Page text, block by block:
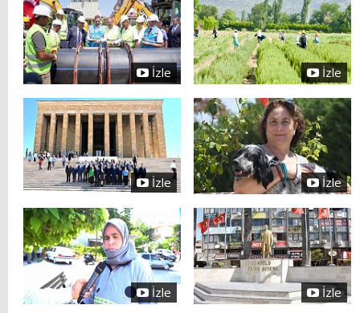
İzle İzle
İzle İzle
İzle İzle